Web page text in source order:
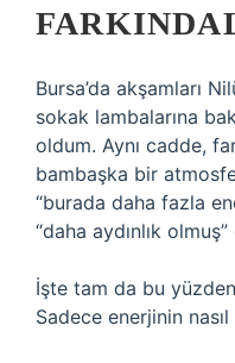
Bursa’da akşamları
sokak lambalarına
oldum. Aynı cadde,
bambaşka bir
“burada daha fazla
“daha aydınlık
İşte tam da bu yüzden
Sadece enerjinin nasıl